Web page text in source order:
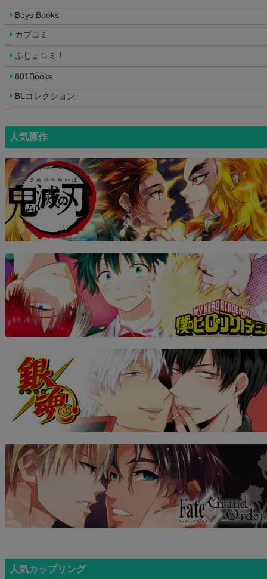
Boys Books
カプコミ
ふじょコミ！
801Books
BLコレクション
人気原作
人気カップリング